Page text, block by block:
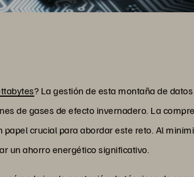
? La gestión de esta montaña de
de gases de efecto invernadero. La
crucial para abordar este reto. Al
un ahorro energético significativo.